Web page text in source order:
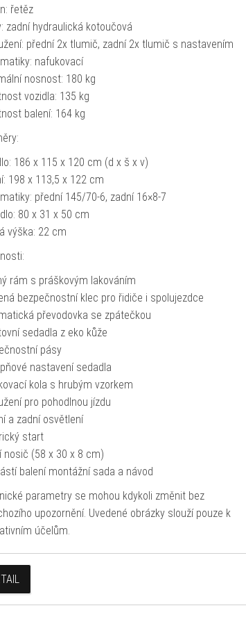
řetěz
zadní hydraulická kotoučová
přední 2x tlumič, zadní 2x tlumič s nastavením
nafukovací
nosnost: 180 kg
vozidla: 135 kg
balení: 164 kg
186 x 115 x 120 cm (d x š x v)
198 x 113,5 x 122 cm
přední 145/70-6, zadní 16×8-7
80 x 31 x 50 cm
výška: 22 cm
rám s práškovým lakováním
bezpečnostní klec pro řidiče i spolujezdce
převodovka se zpátečkou
sedadla z eko kůže
pásy
nastavení sedadla
kola s hrubým vzorkem
pro pohodlnou jízdu
a zadní osvětlení
start
nosič (58 x 30 x 8 cm)
balení montážní sada a návod
parametry se mohou kdykoli změnit bez
upozornění. Uvedené obrázky slouží pouze k
účelům.